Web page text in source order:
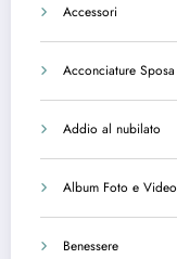
Accessori
Acconciature Sposa
Addio al nubilato
Album Foto e Video
Benessere